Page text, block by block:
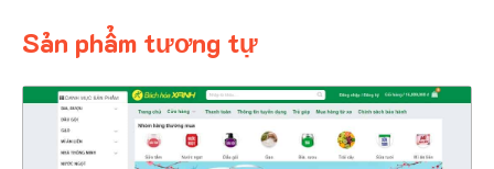
Sản phẩm tương tự